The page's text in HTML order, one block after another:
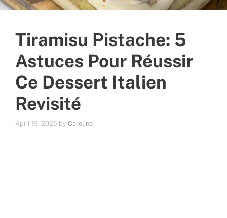
Tiramisu Pistache: 5
Astuces Pour Réussir
Ce Dessert Italien
Revisité
April 19, 2025 by Caroline